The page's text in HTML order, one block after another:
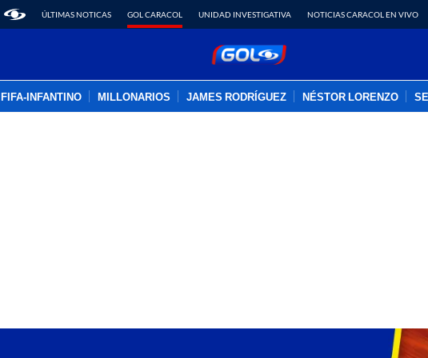
ÚLTIMAS NOTICAS GOL CARACOL UNIDAD INVESTIGATIVA NOTICIAS CARACOL EN VIVO
FIFA-INFANTINO MILLONARIOS JAMES RODRÍGUEZ NÉSTOR LORENZO